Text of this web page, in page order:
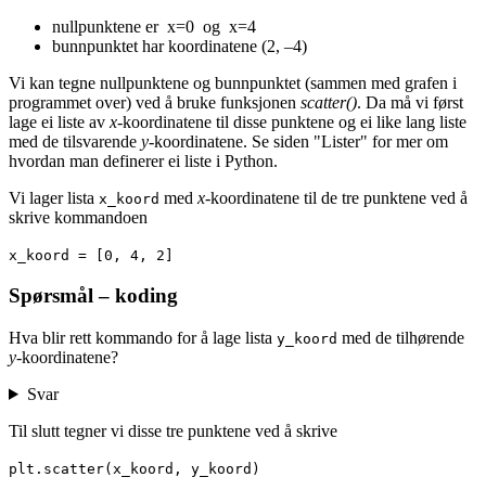
nullpunktene er x=0 og x=4
bunnpunktet har koordinatene (2, –4)
Vi kan tegne nullpunktene og bunnpunktet (sammen med grafen i
programmet over) ved å bruke funksjonen scatter(). Da må vi først
lage ei liste av x-koordinatene til disse punktene og ei like lang liste
med de tilsvarende y-koordinatene. Se siden "Lister" for mer om
hvordan man definerer ei liste i Python.
Vi lager lista x_koord med x-koordinatene til de tre punktene ved å
skrive kommandoen
x_koord = [0, 4, 2]
Spørsmål – koding
Hva blir rett kommando for å lage lista y_koord med de tilhørende
y-koordinatene?
Svar
Til slutt tegner vi disse tre punktene ved å skrive
plt.scatter(x_koord, y_koord)